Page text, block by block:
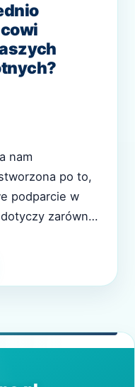
nam
po to,
podparcie w
zarówno
wiele
SleepMed,